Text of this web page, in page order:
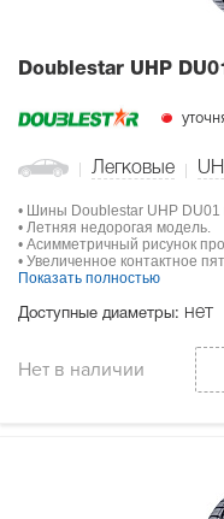
Doublestar UHP DU01
Легковые
• Шины Doublestar UHP
• Летняя недорогая модель.
• Асимметричный рисунок
• Увеличенное контактное
Показать полностью
Доступные диаметры: нет
Нет в наличии